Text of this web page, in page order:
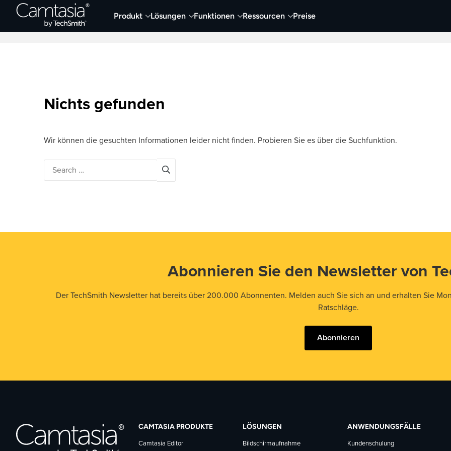
Direkt
Produkt Lösungen Funktionen Ressourcen Preise
Neueste Artikel Screen Capture und Aufnehmen Video Visueller Content
Nichts gefunden
Wir können die gesuchten Informationen leider nicht finden. Probieren Sie es über die Suchfunktion.
Abonnieren Sie den Newsletter von
Der TechSmith Newsletter hat bereits über 200.000 Abonnenten. Melden auch Sie sich an und erhalten Sie
Ratschläge.
Abonnieren
CAMTASIA PRODUKTE
Camtasia Editor
LÖSUNGEN
Bildschirmaufnahme
ANWENDUNGSFÄLLE
Kundenschulung